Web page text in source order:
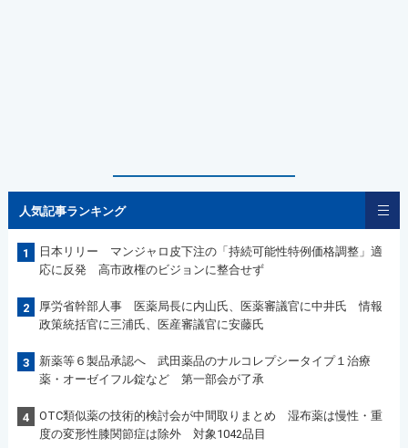
人気記事ランキング
1
日本リリー マンジャロ皮下注の「持続可能性特例価格調整」適
応に反発 高市政権のビジョンに整合せず
2
厚労省幹部人事 医薬局長に内山氏、医薬審議官に中井氏 情報
政策統括官に三浦氏、医産審議官に安藤氏
3
新薬等６製品承認へ 武田薬品のナルコレプシータイプ１治療
薬・オーゼイフル錠など 第一部会が了承
4
OTC類似薬の技術的検討会が中間取りまとめ 湿布薬は慢性・重
度の変形性膝関節症は除外 対象1042品目